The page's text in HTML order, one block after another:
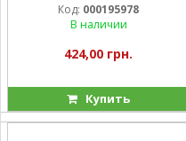
Код: 000195978
В наличии
424,00 грн.
Купить